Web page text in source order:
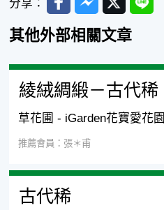
分享：
其他外部相關文章
綾絨綢緞－古代稀
草花圃 - iGarden花寶愛花園
推薦會員：張＊甫
古代稀